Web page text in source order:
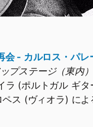
会 - カルロス・パ
プステージ（東内）
ラ (ポルトガル ギ
ペス (ヴィオラ) に